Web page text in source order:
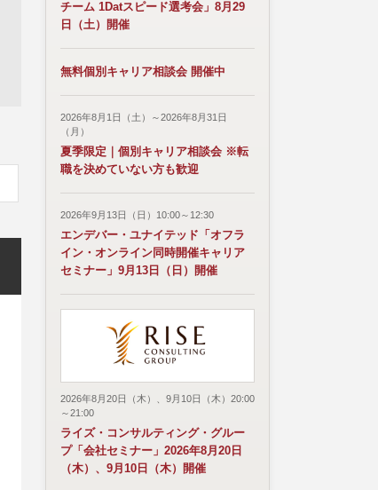
チーム 1Datスピード選考会」8月29
日（土）開催
無料個別キャリア相談会 開催中
2026年8月1日（土）～2026年8月31日
（月）
夏季限定｜個別キャリア相談会 ※転
職を決めていない方も歓迎
2026年9月13日（日）10:00～12:30
エンデバー・ユナイテッド「オフラ
イン・オンライン同時開催キャリア
セミナー」9月13日（日）開催
2026年8月20日（木）、9月10日（木）20:00
～21:00
ライズ・コンサルティング・グルー
プ「会社セミナー」2026年8月20日
（木）、9月10日（木）開催